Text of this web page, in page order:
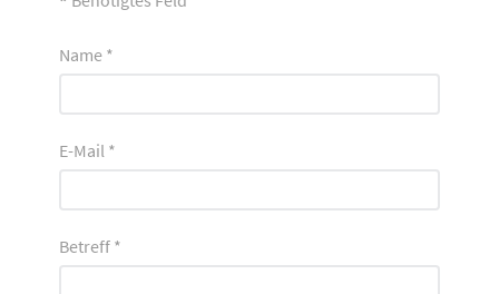
Name *
E-Mail *
Betreff *